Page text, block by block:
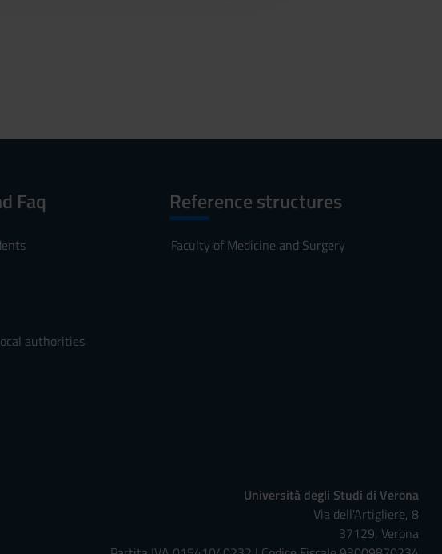
Faq
authorities
Reference structures
Faculty of Medicine and Surgery
Università degli Studi di Verona
Via dell'Artigliere, 8
37129, Verona